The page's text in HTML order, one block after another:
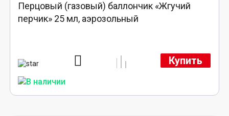
Перцовый (газовый) баллончик «Жгучий
перчик» 25 мл, аэрозольный
Купить